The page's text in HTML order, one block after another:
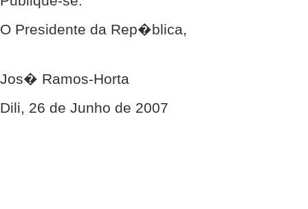
O Presidente da Rep�blica,
Jos� Ramos-Horta
Dili, 26 de Junho de 2007